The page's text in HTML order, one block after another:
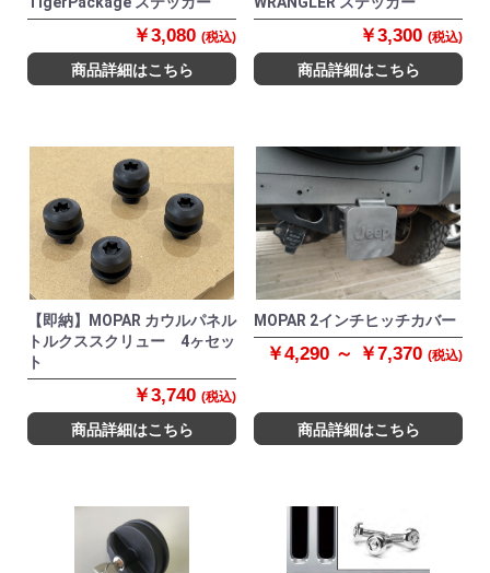
￥3,080 (税込)
商品詳細はこちら
￥3,300 (税込)
商品詳細はこちら
【即納】MOPAR カウルパネル
トルクススクリュー 4ヶセッ
ト
￥3,740 (税込)
商品詳細はこちら
MOPAR 2インチヒッチカバー
￥4,290 ～ ￥7,370 (税込)
商品詳細はこちら